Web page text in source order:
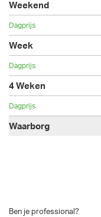
Ben je professional?